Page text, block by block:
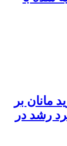
مانان بر
رشد در